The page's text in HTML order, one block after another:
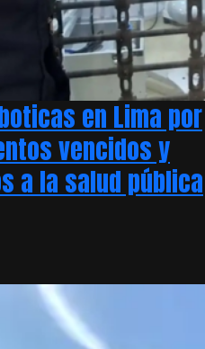
en Lima por
vencidos y
a la salud pública